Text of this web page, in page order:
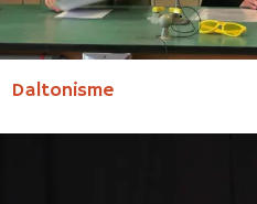
Daltonisme